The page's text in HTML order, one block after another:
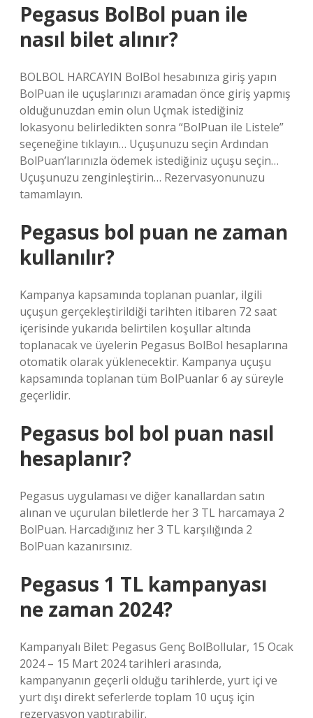
Pegasus BolBol puan ile
nasıl bilet alınır?
BOLBOL HARCAYIN BolBol hesabınıza giriş yapın
BolPuan ile uçuşlarınızı aramadan önce giriş yapmış
olduğunuzdan emin olun Uçmak istediğiniz
lokasyonu belirledikten sonra “BolPuan ile Listele”
seçeneğine tıklayın… Uçuşunuzu seçin Ardından
BolPuan’larınızla ödemek istediğiniz uçuşu seçin…
Uçuşunuzu zenginleştirin… Rezervasyonunuzu
tamamlayın.
Pegasus bol puan ne zaman
kullanılır?
Kampanya kapsamında toplanan puanlar, ilgili
uçuşun gerçekleştirildiği tarihten itibaren 72 saat
içerisinde yukarıda belirtilen koşullar altında
toplanacak ve üyelerin Pegasus BolBol hesaplarına
otomatik olarak yüklenecektir. Kampanya uçuşu
kapsamında toplanan tüm BolPuanlar 6 ay süreyle
geçerlidir.
Pegasus bol bol puan nasıl
hesaplanır?
Pegasus uygulaması ve diğer kanallardan satın
alınan ve uçurulan biletlerde her 3 TL harcamaya 2
BolPuan. Harcadığınız her 3 TL karşılığında 2
BolPuan kazanırsınız.
Pegasus 1 TL kampanyası
ne zaman 2024?
Kampanyalı Bilet: Pegasus Genç BolBollular, 15 Ocak
2024 – 15 Mart 2024 tarihleri ​​arasında,
kampanyanın geçerli olduğu tarihlerde, yurt içi ve
yurt dışı direkt seferlerde toplam 10 uçuş için
rezervasyon yaptırabilir.